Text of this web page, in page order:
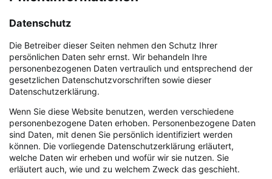
Datenschutz
Die Betreiber dieser Seiten nehmen den Schutz Ihrer
persönlichen Daten sehr ernst. Wir behandeln Ihre
personenbezogenen Daten vertraulich und entsprechend der
gesetzlichen Datenschutzvorschriften sowie dieser
Datenschutzerklärung.
Wenn Sie diese Website benutzen, werden verschiedene
personenbezogene Daten erhoben. Personenbezogene Daten
sind Daten, mit denen Sie persönlich identifiziert werden
können. Die vorliegende Datenschutzerklärung erläutert,
welche Daten wir erheben und wofür wir sie nutzen. Sie
erläutert auch, wie und zu welchem Zweck das geschieht.